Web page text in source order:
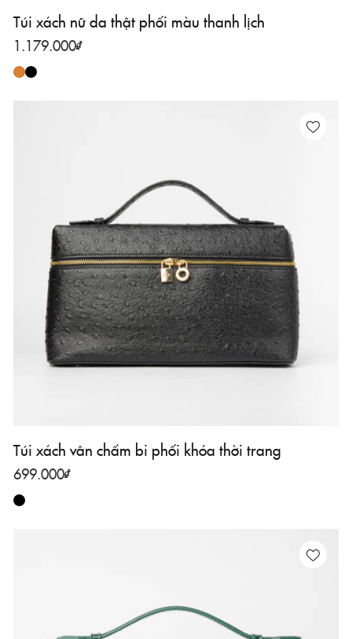
Túi xách nữ da thật phối màu thanh lịch
1.179.000₫
Túi xách vân chấm bi phối khóa thời trang
699.000₫